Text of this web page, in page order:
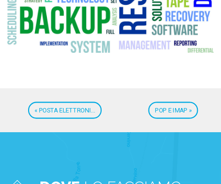
« POSTA ELETTRONI... POP E IMAP »